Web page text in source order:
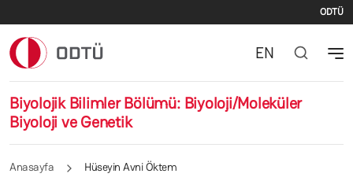
ODTÜ
Biyolojik Bilimler Bölümü: Biyoloji/Moleküler
Biyoloji ve Genetik
EN
Anasayfa Hüseyin Avni Öktem